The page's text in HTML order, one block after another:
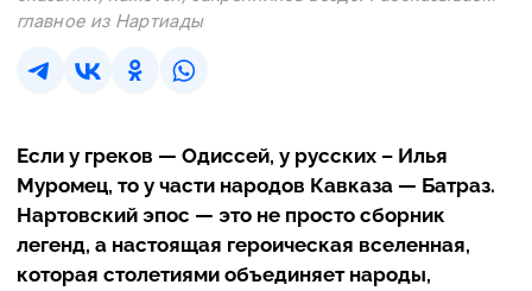
главное из Нартиады
Если у греков — Одиссей, у русских – Илья
Муромец, то у части народов Кавказа — Батраз.
Нартовский эпос — это не просто сборник
легенд, а настоящая героическая вселенная,
которая столетиями объединяет народы,